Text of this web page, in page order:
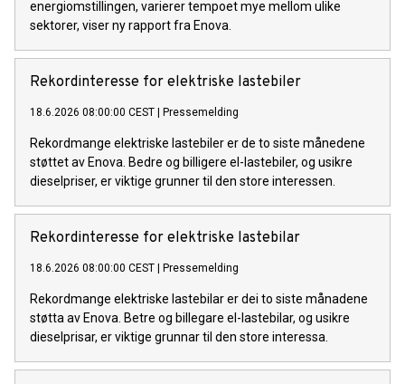
energiomstillingen, varierer tempoet mye mellom ulike
sektorer, viser ny rapport fra Enova.
Rekordinteresse for elektriske lastebiler
18.6.2026 08:00:00 CEST Pressemelding
Rekordmange elektriske lastebiler er de to siste månedene
støttet av Enova. Bedre og billigere el-lastebiler, og usikre
dieselpriser, er viktige grunner til den store interessen.
Rekordinteresse for elektriske lastebilar
18.6.2026 08:00:00 CEST Pressemelding
Rekordmange elektriske lastebilar er dei to siste månadene
støtta av Enova. Betre og billegare el-lastebilar, og usikre
dieselprisar, er viktige grunnar til den store interessa.